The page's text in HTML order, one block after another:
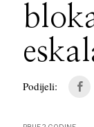
Podijeli: